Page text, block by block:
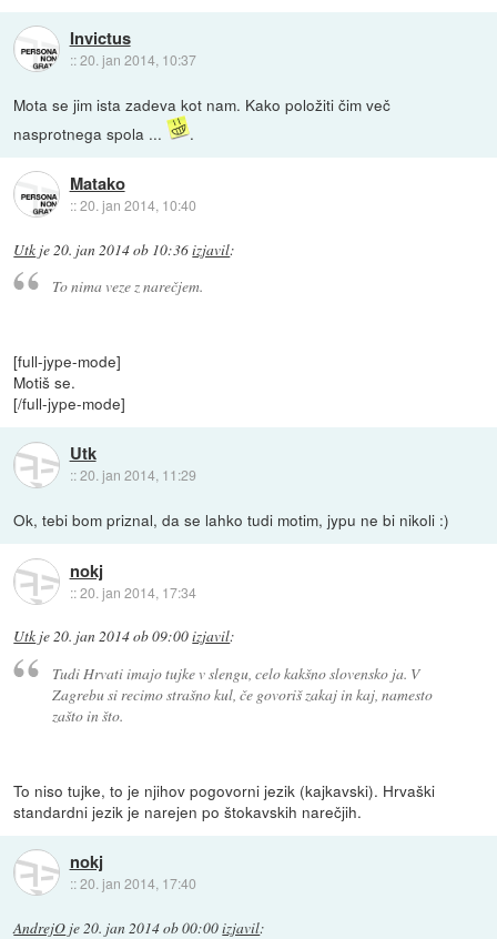
Invictus
::20. jan 2014, 10:37
Mota se jim ista zadeva kot nam. Kako položiti čim več
nasprotnega spola ...
.
Matako
::20. jan 2014, 10:40
Utk je20. jan 2014 ob 10:36izjavil:
To nima veze z narečjem.
[full-jype-mode]
Motiš se.
[/full-jype-mode]
Utk
::20. jan 2014, 11:29
Ok, tebi bom priznal, da se lahko tudi motim, jypu ne bi nikoli :)
nokj
::20. jan 2014, 17:34
Utk je20. jan 2014 ob 09:00izjavil:
Tudi Hrvati imajo tujke v slengu, celo kakšno slovensko ja. V
Zagrebu si recimo strašno kul, če govoriš zakaj in kaj, namesto
zašto in što.
To niso tujke, to je njihov pogovorni jezik (kajkavski). Hrvaški
standardni jezik je narejen po štokavskih narečjih.
nokj
::20. jan 2014, 17:40
AndrejO je20. jan 2014 ob 00:00izjavil: